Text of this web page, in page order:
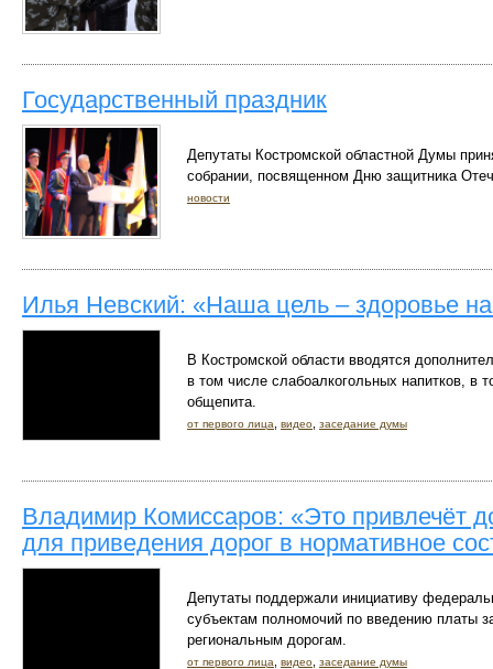
Государственный праздник
Депутаты Костромской областной Думы
собрании, посвященном Дню защитника
новости
Илья Невский: «Наша цель – здоровье
В Костромской области вводятся
в том числе слабоалкогольных напитков, в
общепита.
от первого лица видео заседание думы
Владимир Комиссаров: «Это привлечёт
для приведения дорог в нормативное
Депутаты поддержали инициативу
субъектам полномочий по введению платы
региональным дорогам.
от первого лица видео заседание думы